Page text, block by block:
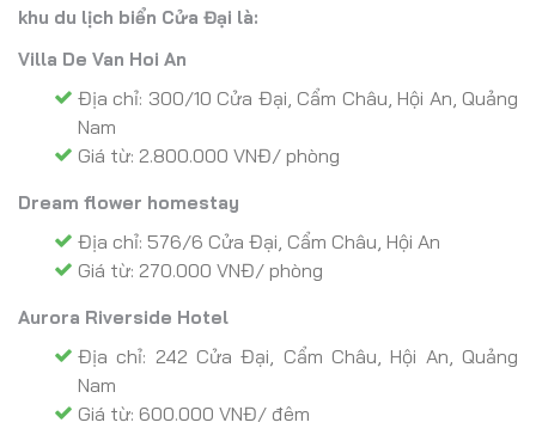
khu du lịch biển Cửa Đại là:
Villa De Van Hoi An
Địa chỉ: 300/10 Cửa Đại, Cẩm Châu, Hội An, Quảng
Nam
Giá từ: 2.800.000 VNĐ/ phòng
Dream flower homestay
Địa chỉ: 576/6 Cửa Đại, Cẩm Châu, Hội An
Giá từ: 270.000 VNĐ/ phòng
Aurora Riverside Hotel
Địa chỉ: 242 Cửa Đại, Cẩm Châu, Hội An, Quảng
Nam
Giá từ: 600.000 VNĐ/ đêm